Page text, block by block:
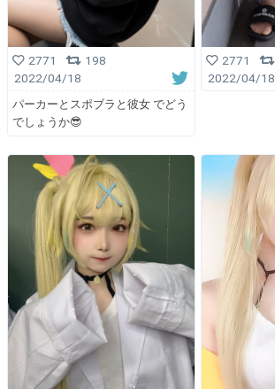
2771
198
2022/04/18
パーカーとスポブラと彼女 でどう
でしょうか😎
2771
2022/04/18